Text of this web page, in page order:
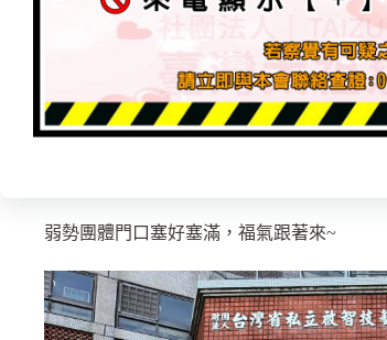
請廠商精挑細選，最新鮮而可以放久的
太祖職員載往弱勢族群發放出去
弱勢團體門口塞好塞滿，福氣跟著來~